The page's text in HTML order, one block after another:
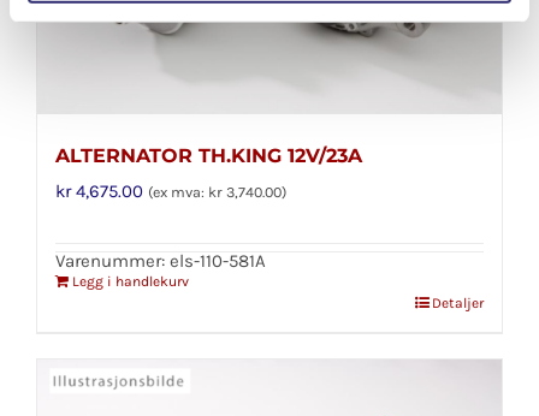
ALTERNATOR TH.KING 12V/23A
kr4,675.00 (ex mva: kr 3,740.00)
Varenummer: els-110-581A
Legg i handlekurv
Detaljer